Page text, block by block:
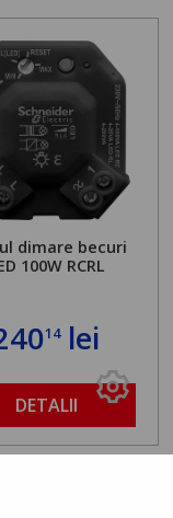
dimare becuri
100W RCRL
14lei
DETALII